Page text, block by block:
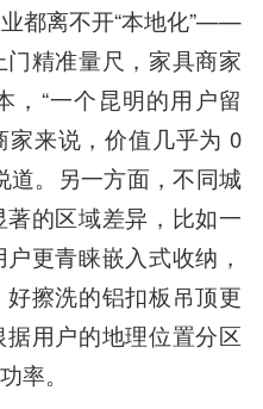
都离不开“本地化”——
精准量尺，家具商家
，“一个昆明的用户留
来说，价值几乎为 0
道。另一方面，不同城
的区域差异，比如一
更青睐嵌入式收纳，
擦洗的铝扣板吊顶更
用户的地理位置分区
率。